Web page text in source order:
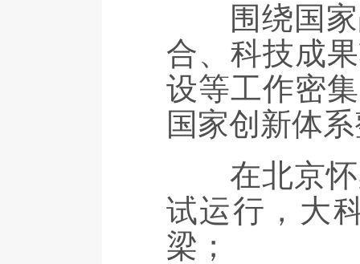
围绕国家
合、科技成
设等工作密
国家创新体
在北京怀
试运行，大
梁；